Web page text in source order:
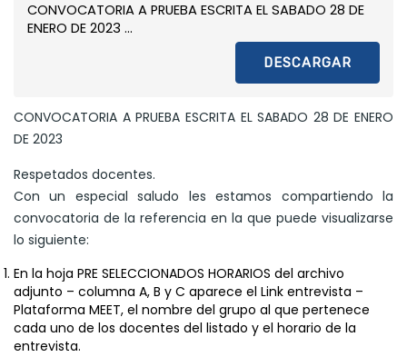
CONVOCATORIA A PRUEBA ESCRITA EL SABADO 28 DE
ENERO DE 2023 ...
DESCARGAR
CONVOCATORIA A PRUEBA ESCRITA EL SABADO 28 DE ENERO
DE 2023
Respetados docentes.
Con un especial saludo les estamos compartiendo la
convocatoria de la referencia en la que puede visualizarse
lo siguiente:
En la hoja PRE SELECCIONADOS HORARIOS del archivo
adjunto – columna A, B y C aparece el Link entrevista –
Plataforma MEET, el nombre del grupo al que pertenece
cada uno de los docentes del listado y el horario de la
entrevista.